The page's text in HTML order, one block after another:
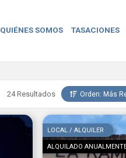
QUIÉNES SOMOS TASACIONES
24 Resultados Orden: Más
LOCAL / ALQUILER
ALQUILADO